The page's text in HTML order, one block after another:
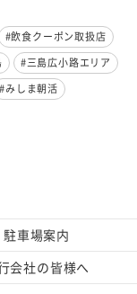
#飲食クーポン取扱店
#三島広小路エリア
#みしま朝活
駐車場案内
会社の皆様へ